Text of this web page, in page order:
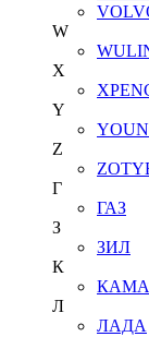
W
X
Y
Z
Г
ГАЗ
З
ЗИЛ
К
Л
ЛАДА